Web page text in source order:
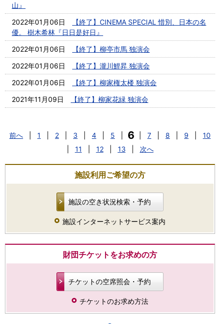
山』
2022年01月06日
【終了】CINEMA SPECIAL 惜別、日本の名
優。 樹木希林『日日是好日』
2022年01月06日
【終了】柳亭市馬 独演会
2022年01月06日
【終了】瀧川鯉昇 独演会
2022年01月06日
【終了】柳家権太楼 独演会
2021年11月09日
【終了】柳家花緑 独演会
前へ 1 2 3 4 5 6 7 8 9
10
11 12 13 次へ
施設利用ご希望の方
施設の空き状況検索・予約
施設インターネットサービス案内
財団チケットをお求めの方
チケットの空席照会・予約
チケットのお求め方法